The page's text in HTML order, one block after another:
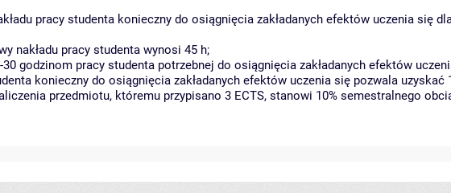
pracy studenta konieczny do osiągnięcia zakładanych efektów uczenia się
nakładu pracy studenta wynosi 45 h;
godzinom pracy studenta potrzebnej do osiągnięcia zakładanych efektów
konieczny do osiągnięcia zakładanych efektów uczenia się pozwala uzyskać
przedmiotu, któremu przypisano 3 ECTS, stanowi 10% semestralnego